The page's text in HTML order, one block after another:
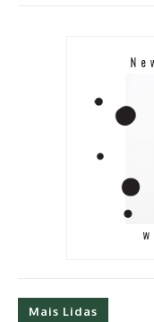
Mais Lidas